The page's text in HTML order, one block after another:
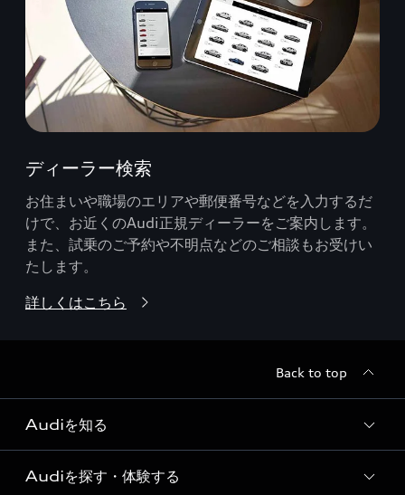
ディーラー検索
お住まいや職場のエリアや郵便番号などを入力するだ
けで、お近くのAudi正規ディーラーをご案内します。
また、試乗のご予約や不明点などのご相談もお受けい
たします。
詳しくはこちら
Back to top
Audiを知る
Audi ブランド
Audiを探す・体験する